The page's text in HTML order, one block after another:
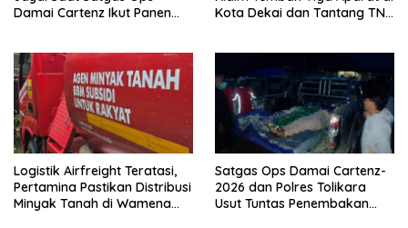
Damai Cartenz Ikut Panen
Kota Dekai dan Tantang TNI-
Logistik Airfreight Teratasi,
Pertamina Pastikan Distribusi
Minyak Tanah di Wamena
Satgas Ops Damai Cartenz-
2026 dan Polres Tolikara
Usut Tuntas Penembakan